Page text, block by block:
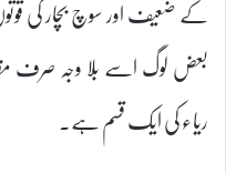
کے ضعیف اور سوچ بچار کی
بعض لوگ اسے بلا وجہ صرف
ریاء کی ایک قسم ہے۔